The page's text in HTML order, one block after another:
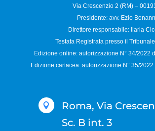
Via Crescenzio 2 (RM) –
Presidente: avv. Ezio
Direttore responsabile: Ilaria
Testata Registrata presso il
Edizione online: autorizzazione N° 34/2022
Edizione cartacea: autorizzazione N° 35/2022

Roma, Via
Sc. B int. 3